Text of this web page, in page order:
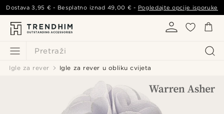
Pretraži
Dostava3,95 € - Besplatno iznad 49,00 € - Pogledajte opcije isporuke
Igle za rever Igle za rever u obliku cvijeta